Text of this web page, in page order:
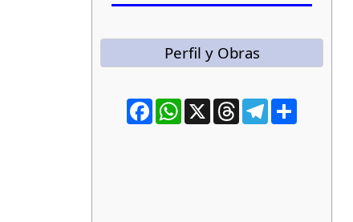
Perfil y Obras
FacebookWhatsApp
X ThreadsTelegram